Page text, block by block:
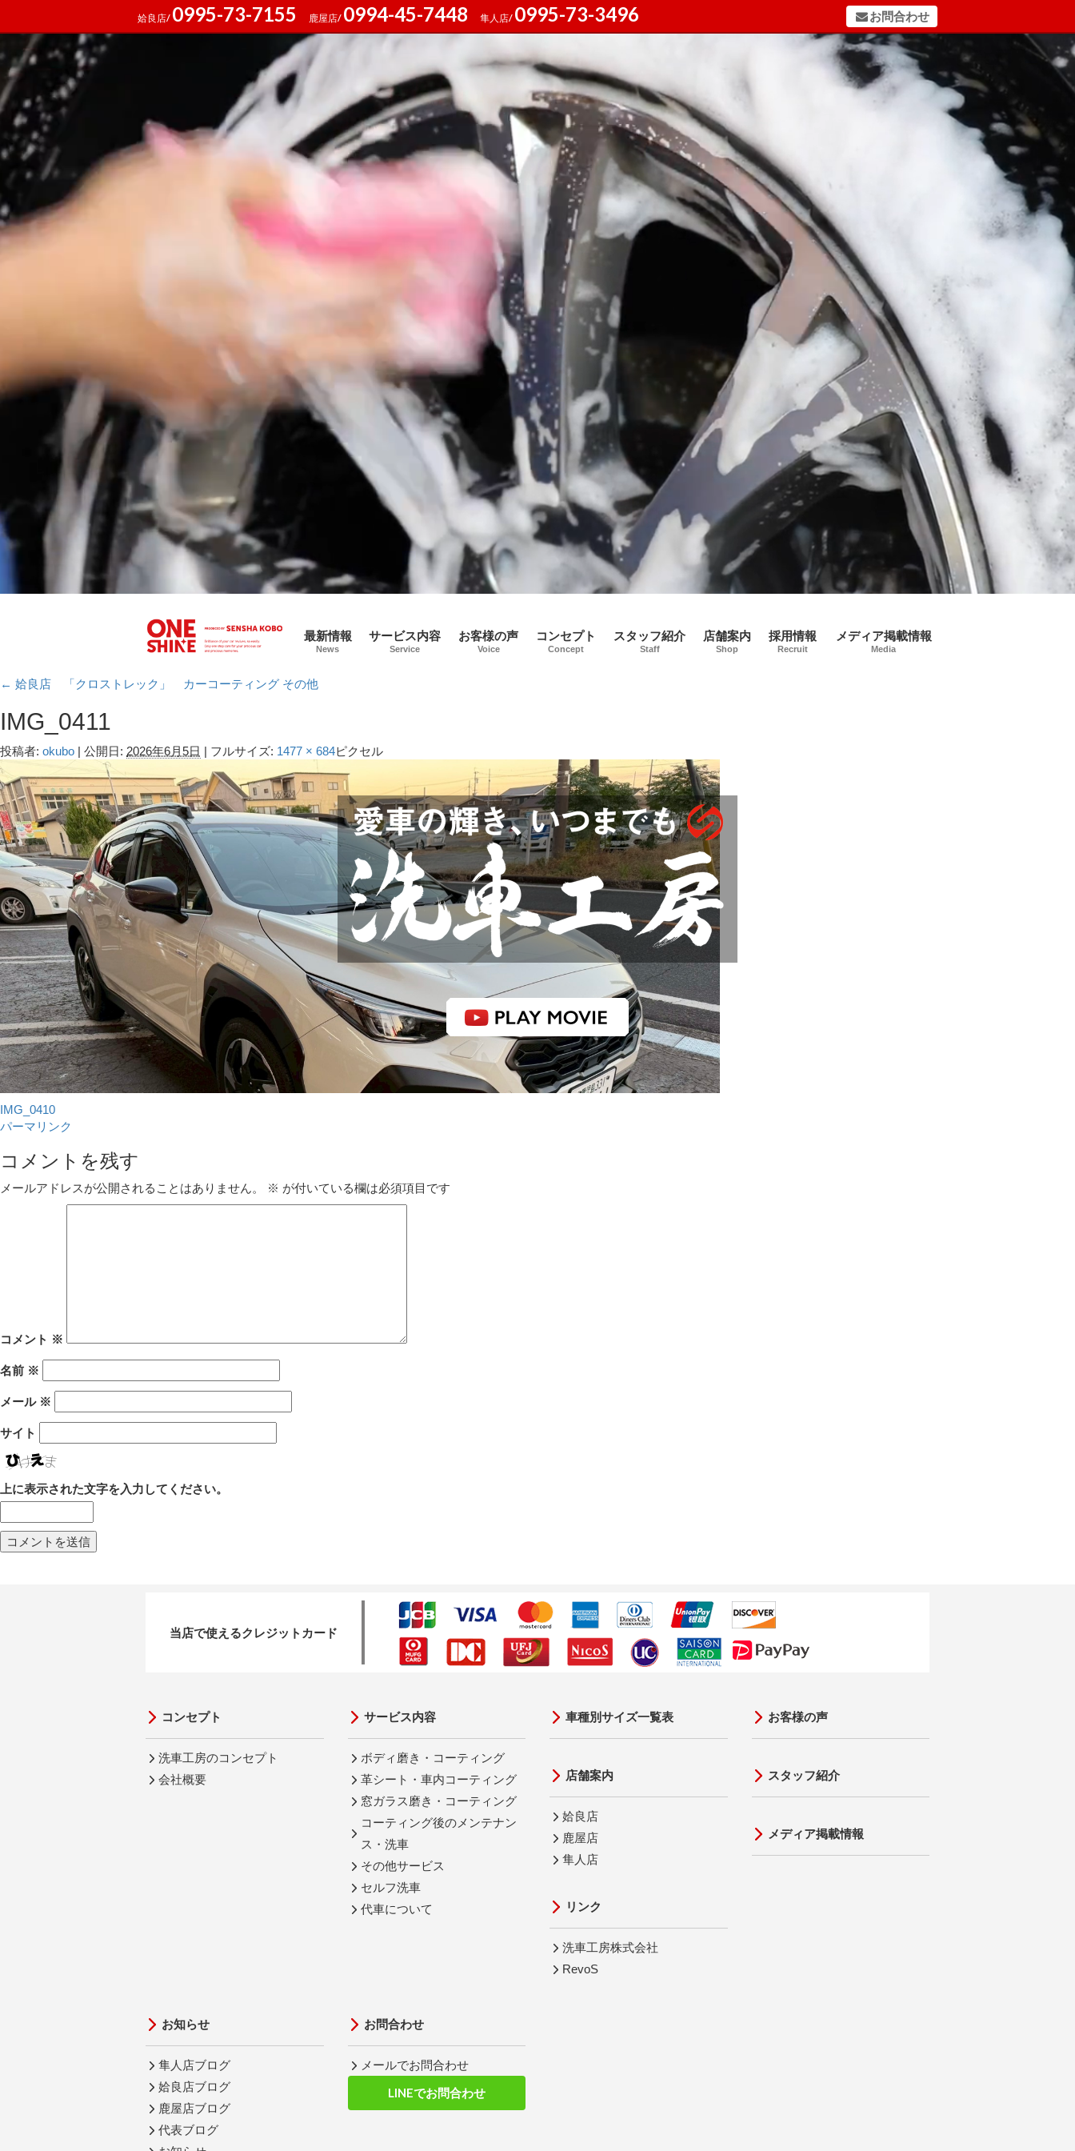
姶良店/ 0995-73-7155 鹿屋店/ 0994-45-7448 隼人店/ 0995-73-3496 お問合わせ
感動品質 洗車工房
最新情報
News
サービス内容
Service
お客様の声
Voice
コンセプト
Concept
スタッフ紹介
Staff
店舗案内
Shop
採用情報
Recruit
メディア掲載情報
Media
← 姶良店 「クロストレック」 カーコーティング その他
IMG_0411
投稿者: okubo | 公開日: 2026年6月5日 | フルサイズ: 1477 × 684ピクセル
IMG_0410
パーマリンク
コメントを残す
メールアドレスが公開されることはありません。 ※ が付いている欄は必須項目です
コメント ※
名前 ※
メール ※
サイト
上に表示された文字を入力してください。
当店で使えるクレジットカード
コンセプト
洗車工房のコンセプト
会社概要
サービス内容
ボディ磨き・コーティング
革シート・車内コーティング
窓ガラス磨き・コーティング
コーティング後のメンテナン
ス・洗車
その他サービス
セルフ洗車
代車について
車種別サイズ一覧表
店舗案内
姶良店
鹿屋店
隼人店
リンク
洗車工房株式会社
RevoS
お客様の声
スタッフ紹介
メディア掲載情報
お知らせ
隼人店ブログ
姶良店ブログ
鹿屋店ブログ
代表ブログ
お問合わせ
メールでお問合わせ
LINEでお問合わせ